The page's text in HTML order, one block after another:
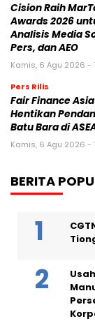
Cision Raih
Awards 2026
Analisis Media
Pers, dan AEO
Kamis, 6 Agu 2026 -
Pers Rilis
Fair Finance
Hentikan
Batu Bara di
Kamis, 6 Agu 2026 -
BERITA